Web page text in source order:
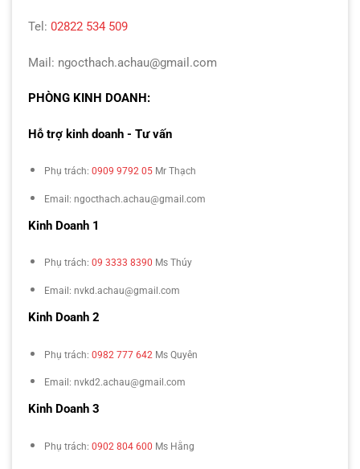
Tel: 02822 534 509
Mail: ngocthach.achau@gmail.com
PHÒNG KINH DOANH:
Hỗ trợ kinh doanh - Tư vấn
Phụ trách: 0909 9792 05 Mr Thạch
Email: ngocthach.achau@gmail.com
Kinh Doanh 1
Phụ trách: 09 3333 8390 Ms Thúy
Email: nvkd.achau@gmail.com
Kinh Doanh 2
Phụ trách: 0982 777 642 Ms Quyên
Email: nvkd2.achau@gmail.com
Kinh Doanh 3
Phụ trách: 0902 804 600 Ms Hằng